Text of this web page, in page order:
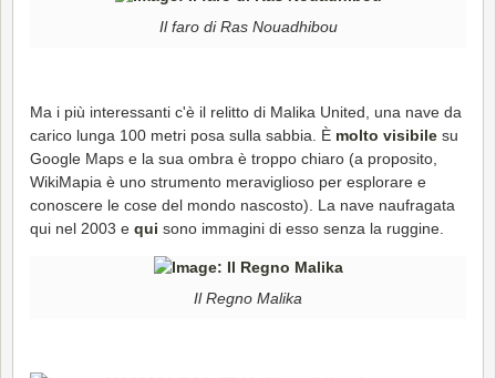
Il faro di Ras Nouadhibou
Ma i più interessanti c'è il relitto di Malika United, una nave da
carico lunga 100 metri posa sulla sabbia. È molto visibile su
Google Maps e la sua ombra è troppo chiaro (a proposito,
WikiMapia è uno strumento meraviglioso per esplorare e
conoscere le cose del mondo nascosto). La nave naufragata
qui nel 2003 e qui sono immagini di esso senza la ruggine.
Il Regno Malika